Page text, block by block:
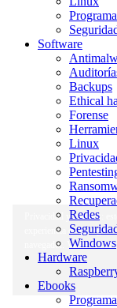
Software
Backups
Ethical
Forense
Linux
Redes
Windows
Hardware
Ebooks
Privacidad y cookies:
experiencia de
navegador. Visita la